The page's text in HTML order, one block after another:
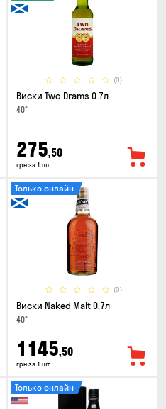
(0)
Виски Two Drams 0.7л
40°
275,50
грн за 1 шт
(0)
Только онлайн
Виски Naked Malt 0.7л
40°
1145,50
грн за 1 шт
Только онлайн